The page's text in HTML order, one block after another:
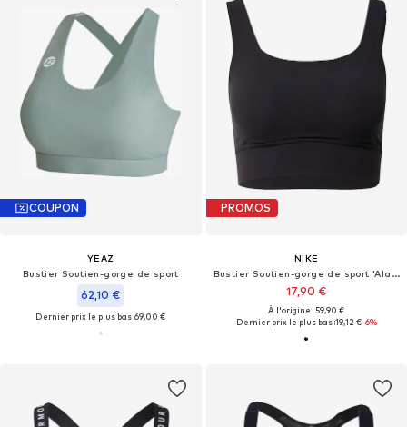
COUPON
YEAZ
Bustier Soutien-gorge de sport
62,10 €
Dernier prix le plus bas :69,00 €
PROMOS
NIKE
Bustier Soutien-gorge de sport 'Alate'
17,90 €
À l'origine : 59,90 €
Dernier prix le plus bas :19,12 €-6%